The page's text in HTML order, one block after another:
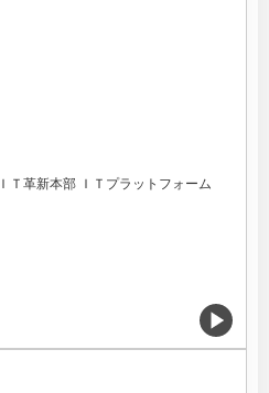
Ｔ革新本部 ＩＴプラットフォーム